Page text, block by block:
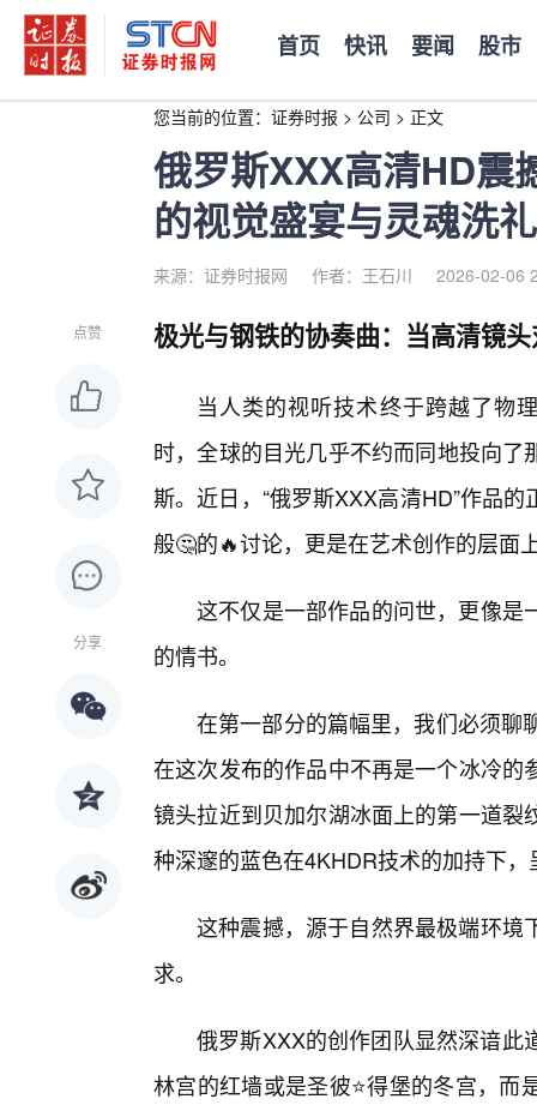
首页 快讯 要闻 股市
您当前的位置： 证券时报 > 公司 > 正文
俄罗斯XXX高清HD震
的视觉盛宴与灵魂洗礼
来源：证券时报网 作者：王石川 2026-02-06
点赞
分享
极光与钢铁的协奏曲：当高清镜
当人类的视听技术终于跨越了物
时，全球的目光几乎不约而同地投向
斯。近日，“俄罗斯XXX高清HD”作品
般🤔的🔥讨论，更是在艺术创作的层面
这不仅是一部作品的问世，更像是
的情书。
在第一部分的篇幅里，我们必须聊
在这次发布的作品中不再是一个冰冷
镜头拉近到贝加尔湖冰面上的第一道
种深邃的蓝色在4KHDR技术的加持下
这种震撼，源于自然界最极端环境
求。
俄罗斯XXX的创作团队显然深谙此
林宫的红墙或是圣彼⭐得堡的冬宫，